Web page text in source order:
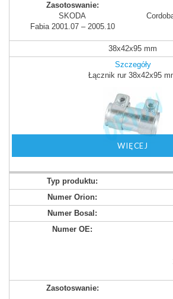
SKODA
Fabia 2001.07 – 2005.10
38x42x95 mm
Szczegóły
Łącznik rur 38x42x95
WIĘCEJ